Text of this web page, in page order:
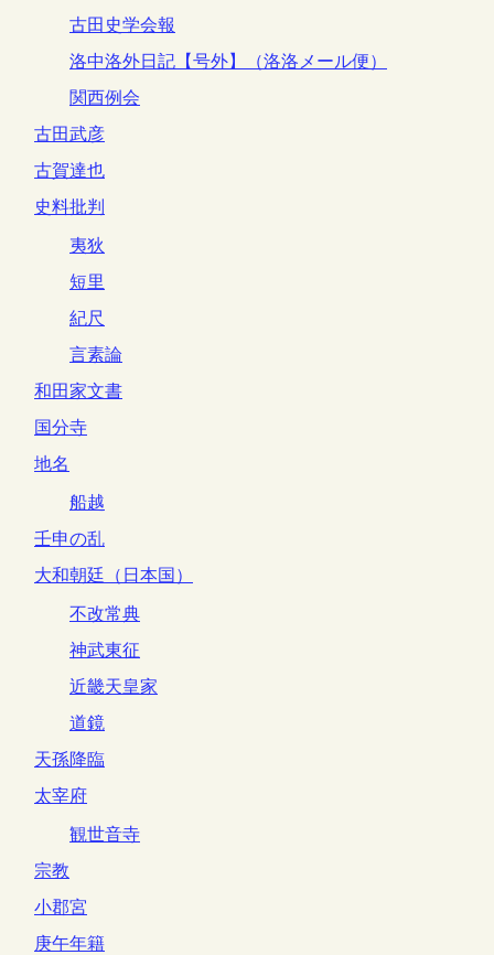
古田史学会報
洛中洛外日記【号外】（洛洛メール便）
関西例会
古田武彦
古賀達也
史料批判
夷狄
短里
紀尺
言素論
和田家文書
国分寺
地名
船越
壬申の乱
大和朝廷（日本国）
不改常典
神武東征
近畿天皇家
道鏡
天孫降臨
太宰府
観世音寺
宗教
小郡宮
庚午年籍